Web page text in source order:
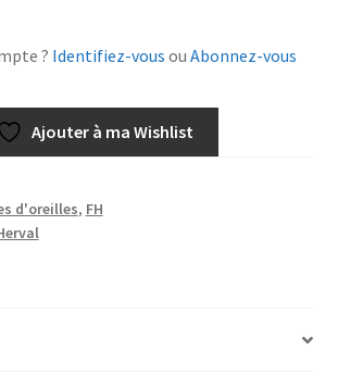
? Identifiez-vous ou Abonnez-vous
Ajouter à ma Wishlist
d'oreilles, FH